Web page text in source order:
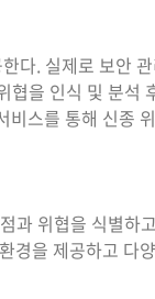
다. 실제로 보안
을 인식 및 분석
스를 통해 신종
과 위협을 식별하
경을 제공하고 다